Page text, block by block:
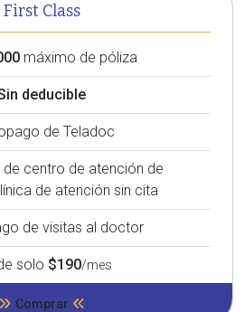
First Class
máximo de póliza
deducible
de Teladoc
centro de atención de
de atención sin cita
de visitas al doctor
solo $190/mes
Comprar